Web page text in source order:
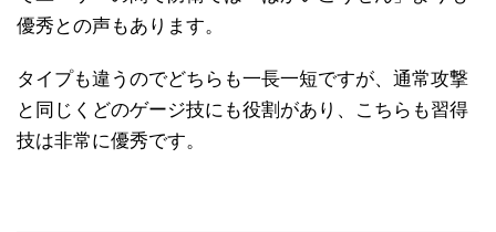
優秀との声もあります。
タイプも違うのでどちらも一長一短ですが、通常攻撃
と同じくどのゲージ技にも役割があり、こちらも習得
技は非常に優秀です。